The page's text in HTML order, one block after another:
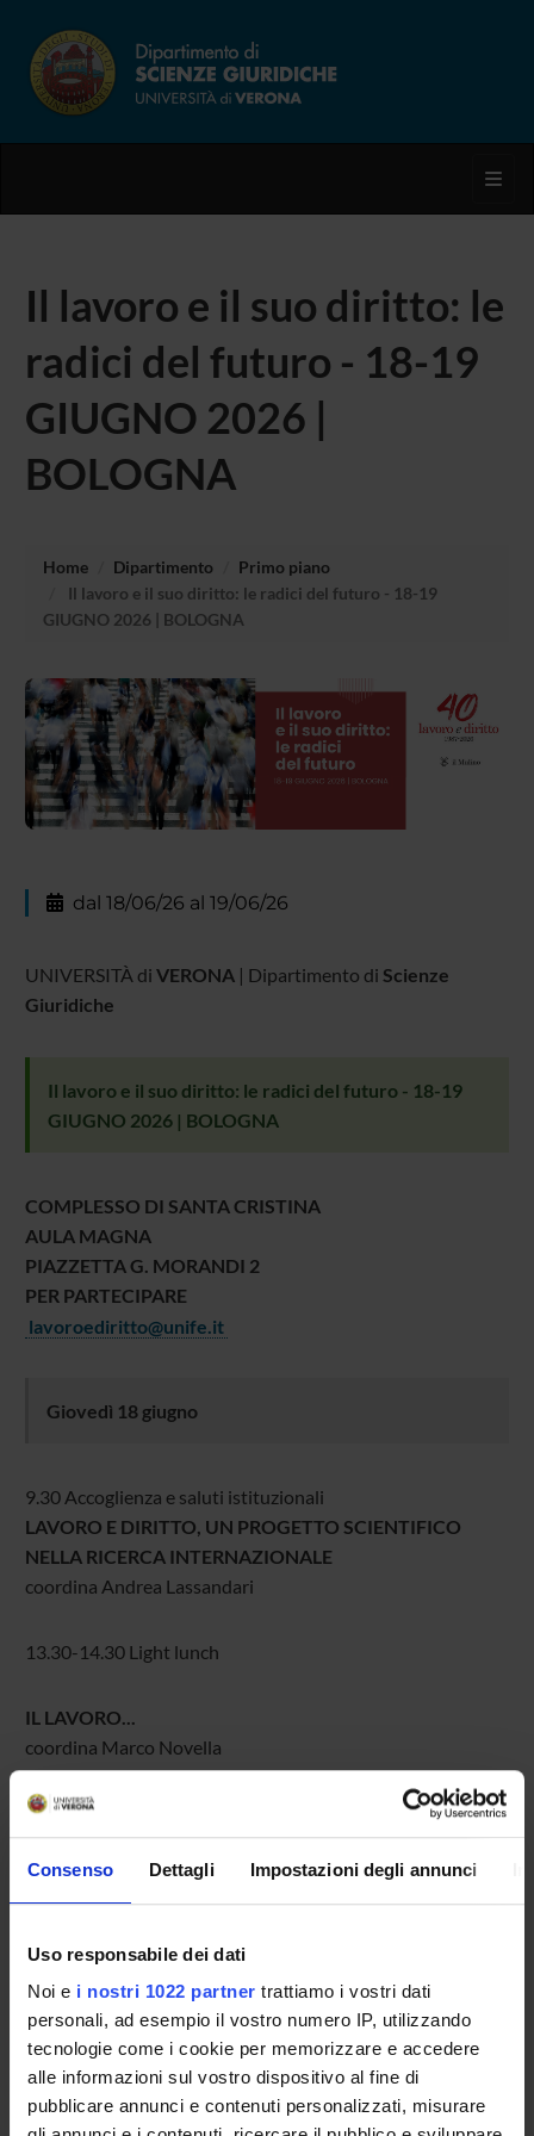
Consenso Dettagli Impostazioni degli annunci
Uso responsabile dei dati
Noi e i nostri 1022 partner trattiamo i vostri dati
personali, ad esempio il vostro numero IP, utilizzando
tecnologie come i cookie per memorizzare e accedere
alle informazioni sul vostro dispositivo al fine di
pubblicare annunci e contenuti personalizzati, misurare
Il lavoro e il suo diritto: le
radici del futuro - 18-19
GIUGNO 2026 |
BOLOGNA
Home Dipartimento
Primo piano
Il lavoro e il suo diritto: le radici del futuro - 18-19
GIUGNO 2026 | BOLOGNA
dal 18/06/26 al 19/06/26
UNIVERSITÀ di VERONA | Dipartimento di Scienze
Giuridiche
Il lavoro e il suo diritto: le radici del futuro - 18-19
GIUGNO 2026 | BOLOGNA
COMPLESSO DI SANTA CRISTINA
AULA MAGNA
PIAZZETTA G. MORANDI 2
PER PARTECIPARE
lavoroediritto@unife.it
Giovedì 18 giugno
9.30 Accoglienza e saluti istituzionali
LAVORO E DIRITTO, UN PROGETTO SCIENTIFICO
NELLA RICERCA INTERNAZIONALE
coordina Andrea Lassandari
13.30-14.30 Light lunch
IL LAVORO...
coordina Marco Novella
17.00-17.15 Coffee break
coordina Silvia Borelli
18.45 Discussione
Venerdì 19 giugno
9.00 Saluti di Andrea Angiolini (Il Mulino)
... E IL SUO DIRITTO